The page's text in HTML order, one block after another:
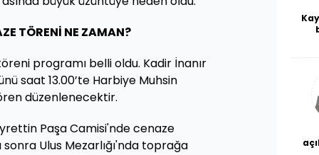
TÖRENİ NE ZAMAN?
programı belli oldu. Kadir İnanır
saat 13.00’te Harbiye Muhsin
düzenlenecektir.
Paşa Camisi'nde cenaze
sonra Ulus Mezarlığı'nda toprağa